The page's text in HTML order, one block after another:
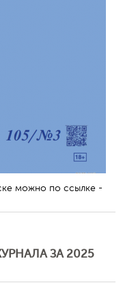
можно по ссылке -
ЗА 2025
Обратная